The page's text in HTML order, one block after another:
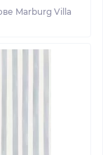
Marburg Villa